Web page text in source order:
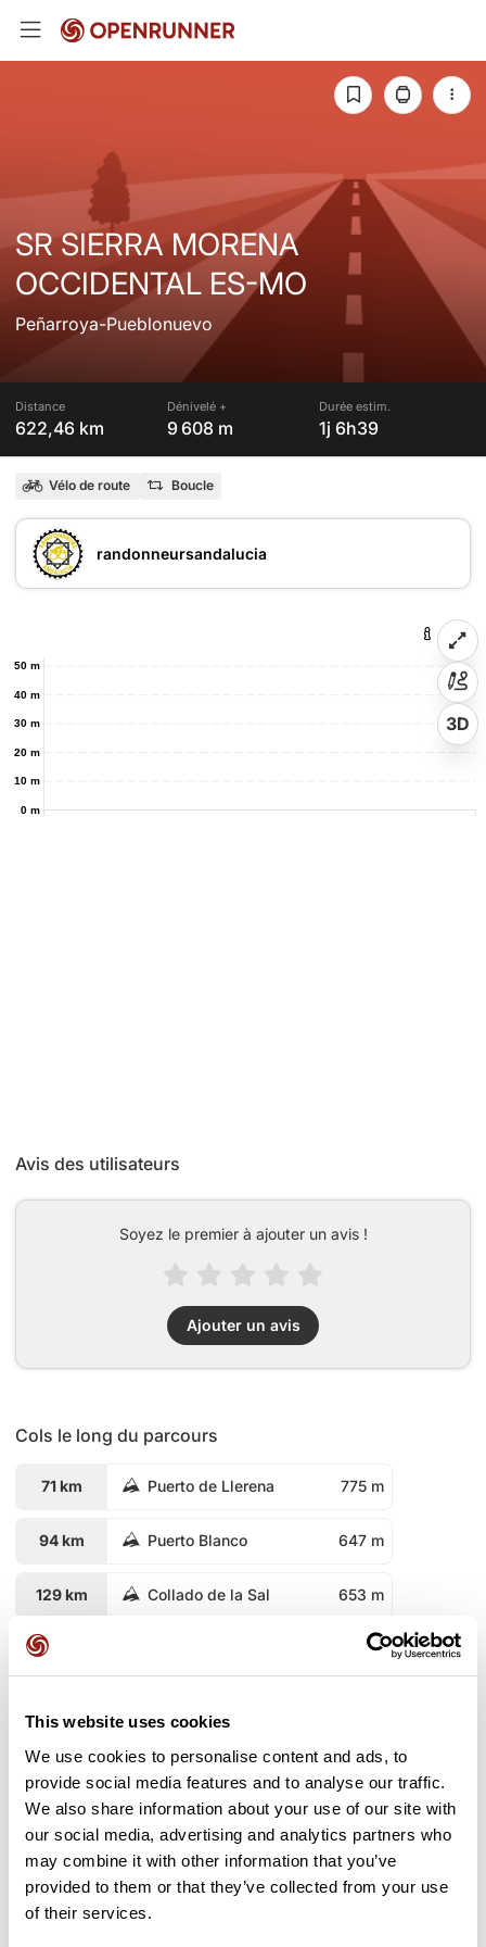
This website uses cookies
We use cookies to personalise content and ads, to
provide social media features and to analyse our traffic.
We also share information about your use of our site with
our social media, advertising and analytics partners who
may combine it with other information that you’ve
provided to them or that they’ve collected from your use
of their services.
SR SIERRA MORENA
OCCIDENTAL ES-MO
Peñarroya-Pueblonuevo
Distance
622,46 km
Dénivelé +
9 608 m
Durée estim.
1j 6h39
Vélo de route Boucle
randonneursandalucia
0 m
10 m
20 m
30 m
40 m
50 m
3D
Avis des utilisateurs
Soyez le premier à ajouter un avis !
Ajouter un avis
Cols le long du parcours
71 km Puerto de Llerena 775 m
94 km Puerto Blanco 647 m
129 km Collado de la Sal 653 m
132 km 660 m
140 km Puerto de la Parrilla 599 m
160 km Puerto del Chapín 535 m
164 km Puerto de la Mina 548 m
308 km Puerto de la Cruz